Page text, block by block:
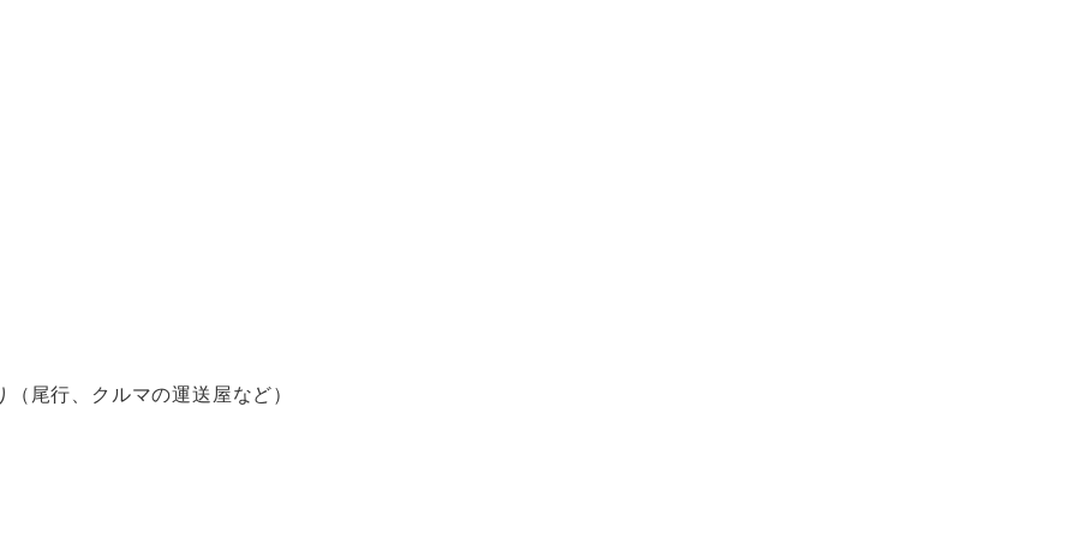
尾行、クルマの運送屋など）